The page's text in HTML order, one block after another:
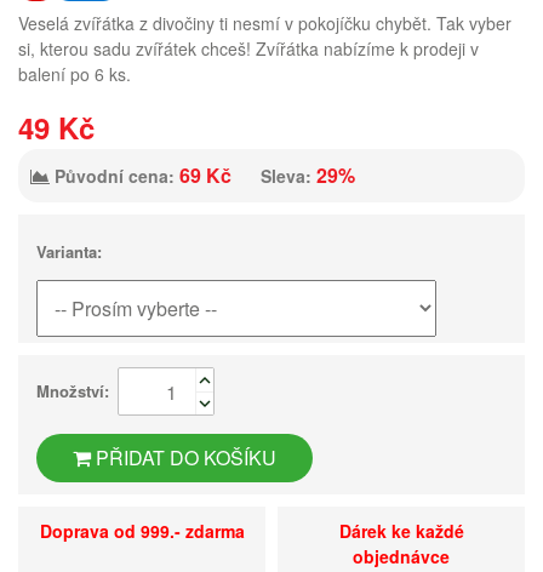
Veselá zvířátka z divočiny ti nesmí v pokojíčku chybět. Tak vyber
si, kterou sadu zvířátek chceš! Zvířátka nabízíme k prodeji v
balení po 6 ks.
49 Kč
Původní cena: 69 Kč Sleva: 29%
Varianta:
Množství:
PŘIDAT DO KOŠÍKU
Doprava od 999.- zdarma
Dárek ke každé
objednávce